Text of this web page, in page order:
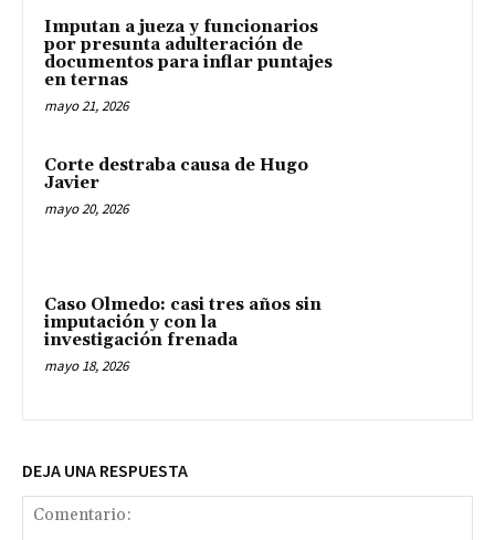
Imputan a jueza y funcionarios
por presunta adulteración de
documentos para inflar puntajes
en ternas
mayo 21, 2026
Corte destraba causa de Hugo
Javier
mayo 20, 2026
Caso Olmedo: casi tres años sin
imputación y con la
investigación frenada
mayo 18, 2026
DEJA UNA RESPUESTA